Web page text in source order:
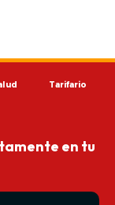
Tarifario
en tu